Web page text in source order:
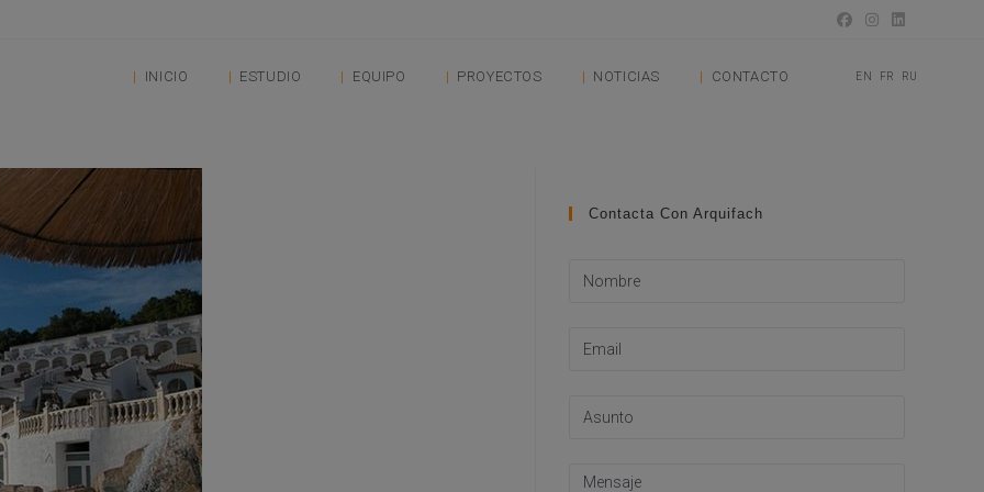
INICIO ESTUDIO EQUIPO PROYECTOS NOTICIAS CONTACTO EN FR RU
Contacta Con Arquifach